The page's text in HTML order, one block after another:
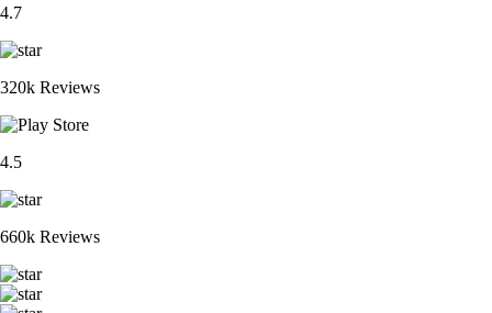
4.7
320k Reviews
4.5
660k Reviews